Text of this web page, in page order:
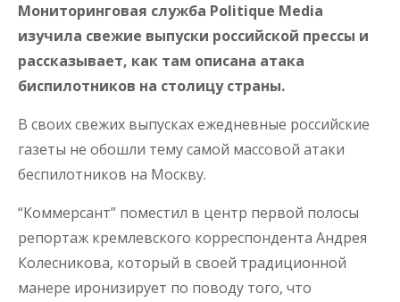
Мониторинговая служба Politique Media
изучила свежие выпуски российской прессы и
рассказывает, как там описана атака
биспилотников на столицу страны.
В своих свежих выпусках ежедневные российские
газеты не обошли тему самой массовой атаки
беспилотников на Москву.
“Коммерсант” поместил в центр первой полосы
репортаж кремлевского корреспондента Андрея
Колесникова, который в своей традиционной
манере иронизирует по поводу того, что